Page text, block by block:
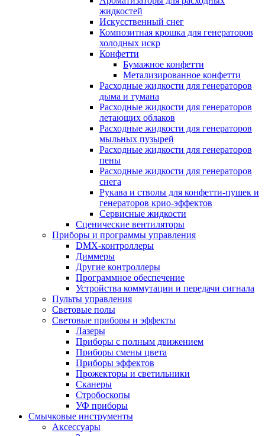
жидкостей
Искусственный снег
Композитная крошка для генераторов
холодных искр
Конфетти
Бумажное конфетти
Метализированное конфетти
Расходные жидкости для генераторов
дыма и тумана
Расходные жидкости для генераторов
летающих облаков
Расходные жидкости для генераторов
мыльных пузырей
Расходные жидкости для генераторов
пены
Расходные жидкости для генераторов
снега
Рукава и стволы для конфетти-пушек и
генераторов крио-эффектов
Сервисные жидкости
Сценические вентиляторы
Приборы и программы управления
DMX-контроллеры
Диммеры
Другие контроллеры
Программное обеспечение
Устройства коммутации и передачи сигнала
Пульты управления
Световые полы
Световые приборы и эффекты
Лазеры
Приборы с полным движением
Приборы смены цвета
Приборы эффектов
Прожекторы и светильники
Сканеры
Стробоскопы
УФ приборы
Смычковые инструменты
Аксессуары